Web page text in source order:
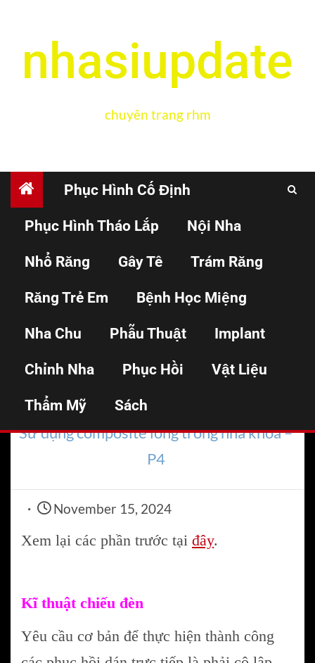
nhasiupdate
chuyên trang rhm
Phục Hình Cố Định
Phục Hình Tháo Lắp Nội Nha
Nhổ Răng Gây Tê Trám Răng
Răng Trẻ Em Bệnh Học Miệng
Nha Chu Phẫu Thuật Implant
Chỉnh Nha Phục Hồi Vật Liệu
Thẩm Mỹ Sách
Sử dụng composite
lỏng trong nha khoa –
P4
Home
Trám răng
Sử dụng composite lỏng trong nha khoa –
P4
November 15, 2024
Xem lại các phần trước tại đây.
Kĩ thuật chiếu đèn
Yêu cầu cơ bản để thực hiện thành công